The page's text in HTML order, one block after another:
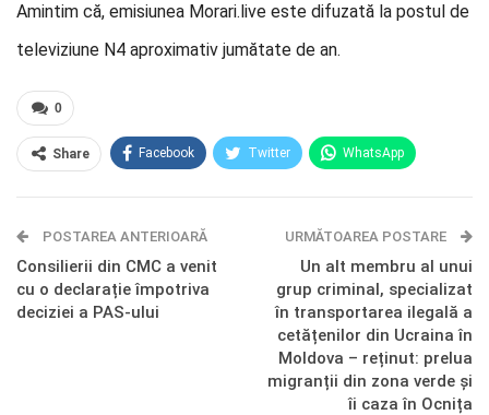
Amintim că, emisiunea Morari.live este difuzată la postul de
televiziune N4 aproximativ jumătate de an.
0
Share Facebook Twitter WhatsApp
Telegram OK.ru
POSTAREA ANTERIOARĂ
Consilierii din CMC a venit
cu o declarație împotriva
deciziei a PAS-ului
URMĂTOAREA POSTARE
Un alt membru al unui
grup criminal, specializat
în transportarea ilegală a
cetățenilor din Ucraina în
Moldova – reținut: prelua
migranții din zona verde și
îi caza în Ocnița